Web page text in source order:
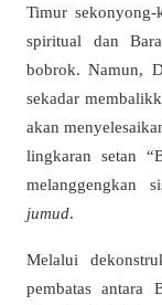
Timur
spiritual dan
bobrok. Namun,
sekadar
akan
lingkaran setan
melanggengkan
jumud.
Melalui
pembatas antara